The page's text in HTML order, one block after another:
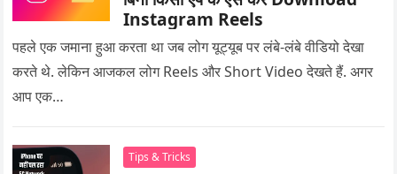
Instagram Reels
पहले एक जमाना हुआ करता था जब लोग यूट्यूब पर लंबे-लंबे वीडियो देखा
करते थे. लेकिन आजकल लोग Reels और Short Video देखते हैं. अगर
आप एक…
Tips & Tricks